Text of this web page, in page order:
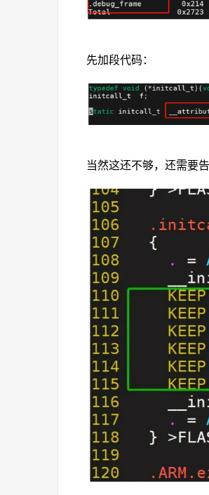
先加段代码：
当然这还不够，还需要